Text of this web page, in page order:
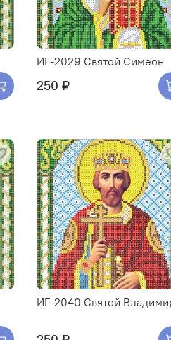
ИГ-2029 Святой Симеон
250 ₽
ИГ-2040 Святой